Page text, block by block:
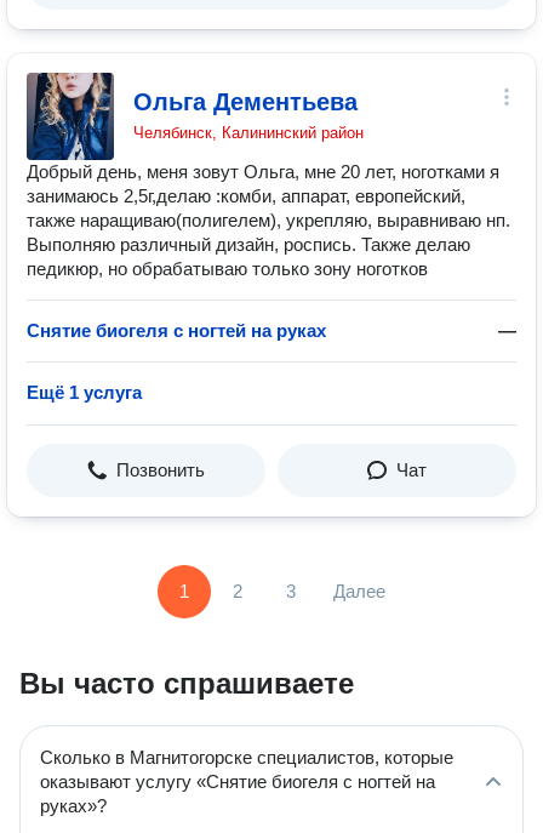
Ольга Дементьева
Челябинск, Калининский район
Добрый день, меня зовут Ольга, мне 20 лет, ноготками я
занимаюсь 2,5г,делаю :комби, аппарат, европейский,
также наращиваю(полигелем), укрепляю, выравниваю нп.
Выполняю различный дизайн, роспись. Также делаю
педикюр, но обрабатываю только зону ноготков
Снятие биогеля с ногтей на руках —
Ещё 1 услуга
Позвонить Чат
1 2 3 Далее
Вы часто спрашиваете
Сколько в Магнитогорске специалистов, которые
оказывают услугу «Снятие биогеля с ногтей на
руках»?